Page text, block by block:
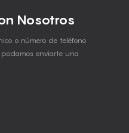
Nosotros
o número de teléfono
enviarte una